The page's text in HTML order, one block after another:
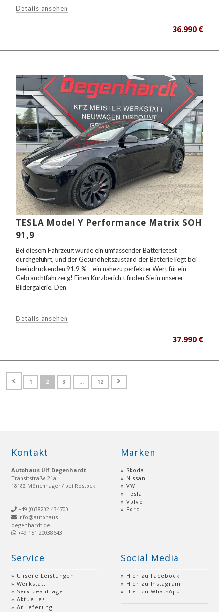
Details ansehen
36.990 €
TESLA Model Y Performance Matrix SOH
91,9
Bei diesem Fahrzeug wurde ein umfassender Batterietest
durchgeführt, und der Gesundheitszustand der Batterie liegt bei
beeindruckenden 91,9 % – ein nahezu perfekter Wert für ein
Gebrauchtfahrzeug! Einen Kurzberich t finden Sie in unserer
Bildergalerie. Den
Details ansehen
37.990 €
Seitennummerierung
Page
1 Page
2 Page
3 … Page
12
Kontakt
Autohaus Ulf Degenhardt
Transitstraße 21a
18182 Mönchhagen/ bei Rostock
+49 (0)38202 434700
info@autohaus-
degenhardt.de
+49 151 20038643
Marken
Skoda
Nissan
VW
Tesla
Volvo
Ford
Service
Unsere Leistungen
Werkstatt
Serviceanfrage
Aktuelles
Anlieferung
Social Media
Hier zu Facebook
Hier zu Instagram
Hier zu WhatsApp